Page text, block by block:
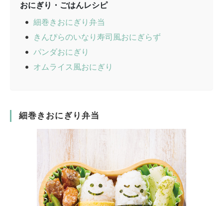
おにぎり・ごはんレシピ
細巻きおにぎり弁当
きんぴらのいなり寿司風おにぎらず
パンダおにぎり
オムライス風おにぎり
細巻きおにぎり弁当